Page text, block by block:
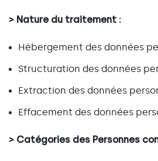
> Nature du traitement :
Hébergement des données
Structuration des données
Extraction des données
Effacement des données
> Catégories des Personnes